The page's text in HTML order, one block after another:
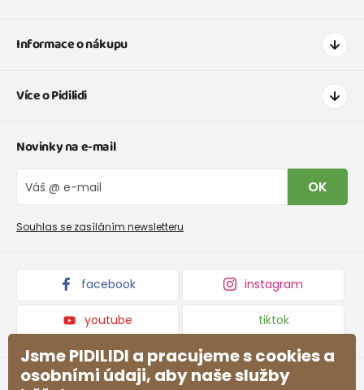
Informace o nákupu
Doprava a platba
Tabulka velikostí obuvi
Vrácení zboží a reklamace
Reklamační řád
Více o Pidilidi
O nás
Velkoobchod PiDiLiDi
Affiliate program
Kolekce zboží
Novinky na e-mail
OK
Souhlas se zasíláním newsletteru
facebook instagram
youtube tiktok
Jsme PIDILIDI a pracujeme s cookies a
osobními údaji, aby naše služby